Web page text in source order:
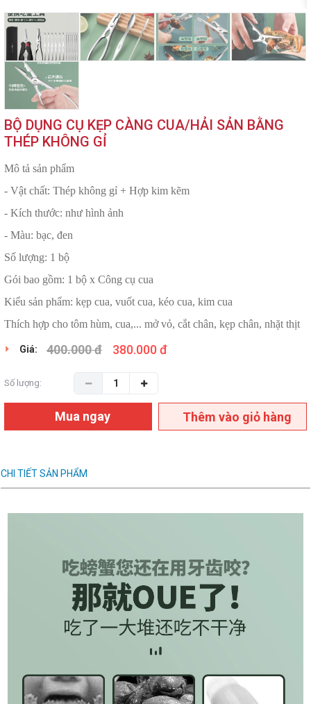
BỘ DỤNG CỤ KẸP CÀNG CUA/HẢI SẢN BẰNG
THÉP KHÔNG GỈ
Mô tả sản phẩm
- Vật chất: Thép không gỉ + Hợp kim kẽm
- Kích thước: như hình ảnh
- Màu: bạc, đen
Số lượng: 1 bộ
Gói bao gồm: 1 bộ x Công cụ cua
Kiểu sản phẩm: kẹp cua, vuốt cua, kéo cua, kim cua
Thích hợp cho tôm hùm, cua,... mở vỏ, cắt chân, kẹp chân, nhặt thịt
Giá: 400.000 đ 380.000 đ
Số lượng:
Mua ngay Thêm vào giỏ hàng
CHI TIẾT SẢN PHẨM